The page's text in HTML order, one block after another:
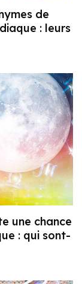
de
: leurs
une chance
: qui sont-